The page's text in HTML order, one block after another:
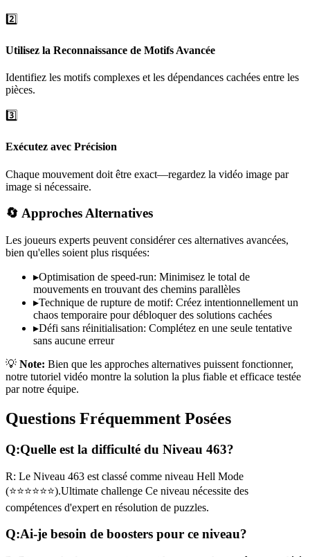
2️⃣
Utilisez la Reconnaissance de Motifs Avancée
Identifiez les motifs complexes et les dépendances cachées entre les
pièces.
3️⃣
Exécutez avec Précision
Chaque mouvement doit être exact—regardez la vidéo image par
image si nécessaire.
🔄 Approches Alternatives
Les joueurs experts peuvent considérer ces alternatives avancées,
bien qu'elles soient plus risquées:
▸Optimisation de speed-run: Minimisez le total de
mouvements en trouvant des chemins parallèles
▸Technique de rupture de motif: Créez intentionnellement un
chaos temporaire pour débloquer des solutions cachées
▸Défi sans réinitialisation: Complétez en une seule tentative
sans aucune erreur
💡 Note: Bien que les approches alternatives puissent fonctionner,
notre tutoriel vidéo montre la solution la plus fiable et efficace testée
par notre équipe.
Questions Fréquemment Posées
Q:Quelle est la difficulté du Niveau 463?
R: Le Niveau 463 est classé comme niveau Hell Mode
(⭐⭐⭐⭐⭐⭐).Ultimate challenge Ce niveau nécessite des
compétences d'expert en résolution de puzzles.
Q:Ai-je besoin de boosters pour ce niveau?